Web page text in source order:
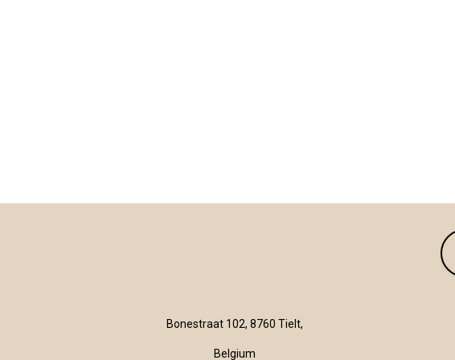
Bonestraat 102, 8760 Tielt,
Belgium